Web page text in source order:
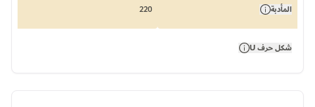
المأدبة 220
شكل حرف U